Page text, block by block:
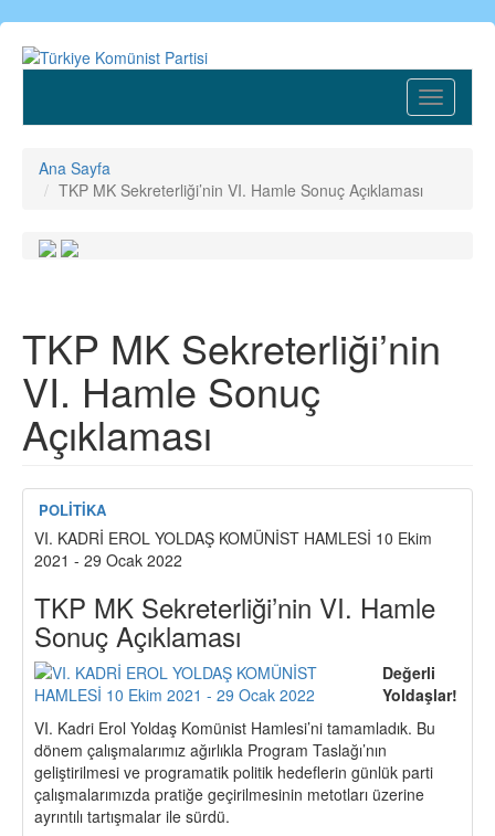
Ana
içeriğe
Toggle
Ana Sayfa
TKP MK Sekreterliği’nin VI. Hamle Sonuç Açıklaması
TKP MK Sekreterliği’nin
VI. Hamle Sonuç
Açıklaması
POLİTİKA
VI. KADRİ EROL YOLDAŞ KOMÜNİST HAMLESİ 10 Ekim
2021 - 29 Ocak 2022
TKP MK Sekreterliği’nin VI. Hamle
Sonuç Açıklaması
Değerli
Yoldaşlar!
VI. Kadri Erol Yoldaş Komünist Hamlesi’ni tamamladık. Bu
dönem çalışmalarımız ağırlıkla Program Taslağı’nın
geliştirilmesi ve programatik politik hedeflerin günlük parti
çalışmalarımızda pratiğe geçirilmesinin metotları üzerine
ayrıntılı tartışmalar ile sürdü.